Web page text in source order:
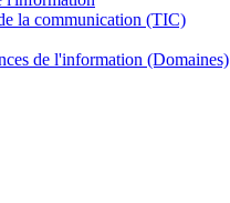
la communication (TIC)
de l'information (Domaines)